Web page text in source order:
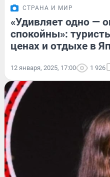
СТРАНА И МИР
«Удивляет одно —
спокойны»:
ценах и отдыхе в
12 января, 2025, 17:00 1 926